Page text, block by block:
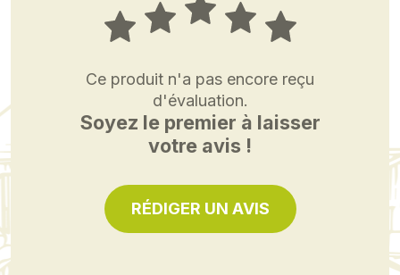
Ce produit n'a pas encore reçu
d'évaluation.
Soyez le premier à laisser
votre avis !
RÉDIGER UN AVIS